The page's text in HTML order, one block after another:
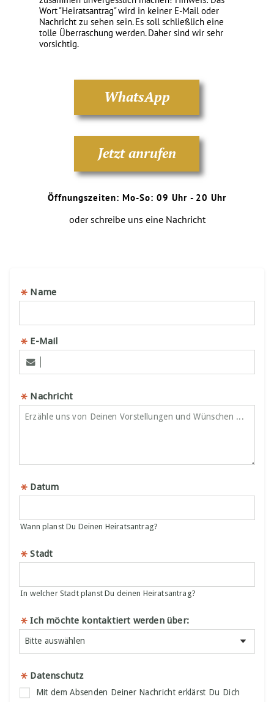
Wort "Heiratsantrag" wird in keiner E-Mail oder
Nachricht zu sehen sein. Es soll schließlich eine
tolle Überraschung werden. Daher sind wir sehr
vorsichtig.
WhatsApp
Jetzt anrufen
Öffnungszeiten: Mo-So: 09 Uhr - 20 Uhr
oder schreibe uns eine Nachricht